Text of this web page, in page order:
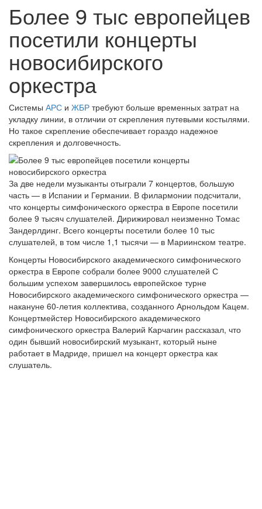
Более 9 тыс европейцев
посетили концерты
новосибирского
оркестра
Системы АРС и ЖБР требуют больше временных затрат на
укладку линии, в отличии от скрепления путевыми костылями.
Но такое скрепление обеспечивает гораздо надежное
скрепления и долговечность.
За две недели музыканты отыграли 7 концертов, большую
часть — в Испании и Германии. В филармонии подсчитали,
что концерты симфонического оркестра в Европе посетили
более 9 тысяч слушателей. Дирижировал неизменно Томас
Зандерлдинг. Всего концерты посетили более 10 тыс
слушателей, в том числе 1,1 тысячи — в Мариинском театре.
Концерты Новосибирского академического симфонического
оркестра в Европе собрали более 9000 слушателей С
большим успехом завершилось европейское турне
Новосибирского академического симфонического оркестра —
накануне 60-летия коллектива, созданного Арнольдом Кацем.
Концертмейстер Новосибирского академического
симфонического оркестра Валерий Карчагин рассказал, что
один бывший новосибирский музыкант, который ныне
работает в Мадриде, пришел на концерт оркестра как
слушатель.